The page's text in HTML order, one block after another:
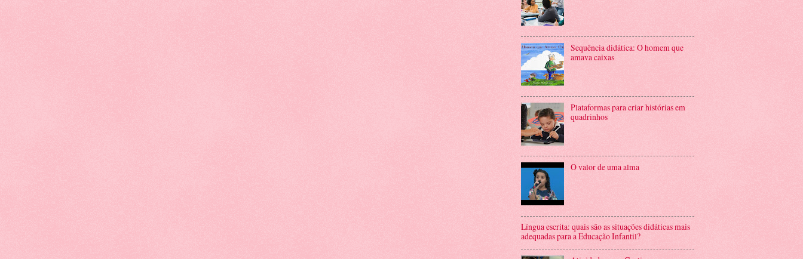
Sequência didática: O homem que
amava caixas
Plataformas para criar histórias em
quadrinhos
O valor de uma alma
Língua escrita: quais são as situações didáticas mais
adequadas para a Educação Infantil?